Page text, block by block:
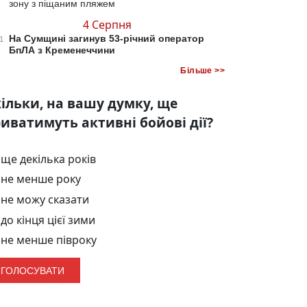
зону з піщаним пляжем
4 Серпня
На Сумщині загинув 53-річний оператор
БпЛА з Кременеччини
Більше >>
на вашу думку, ще
активні бойові дії?
ще декілька років
не менше року
не можу сказати
до кінця цієї зими
не менше півроку